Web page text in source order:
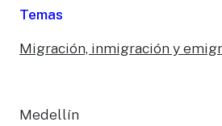
Temas
Migración, inmigración y
Medellín